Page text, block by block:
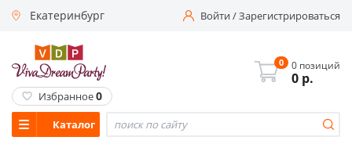
Екатеринбург Войти/Зарегистрироваться
Каталог
0 0 позиций
0 р.
Избранное0